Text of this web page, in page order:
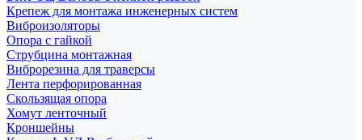
Крепеж для монтажа инженерных систем
Виброизоляторы
Опора с гайкой
Струбцина монтажная
Виброрезина для траверсы
Лента перфорированная
Скользящая опора
Хомут ленточный
Кроншейны